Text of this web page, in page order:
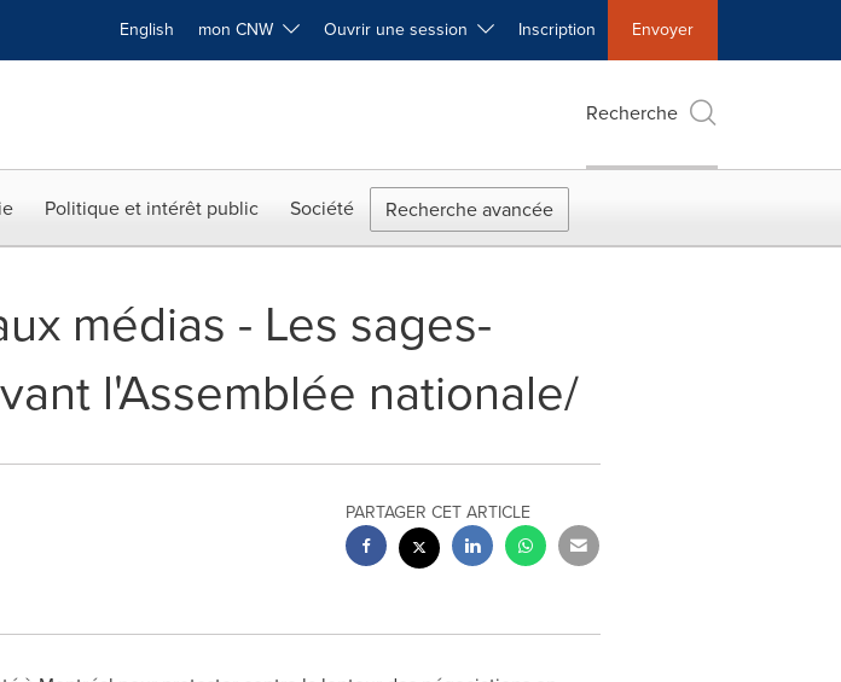
English mon CNW Ouvrir une session Inscription Envoyer
Recherche
Politique et intérêt public Société Recherche avancée
médias - Les sages-
l'Assemblée nationale/
PARTAGER CET ARTICLE